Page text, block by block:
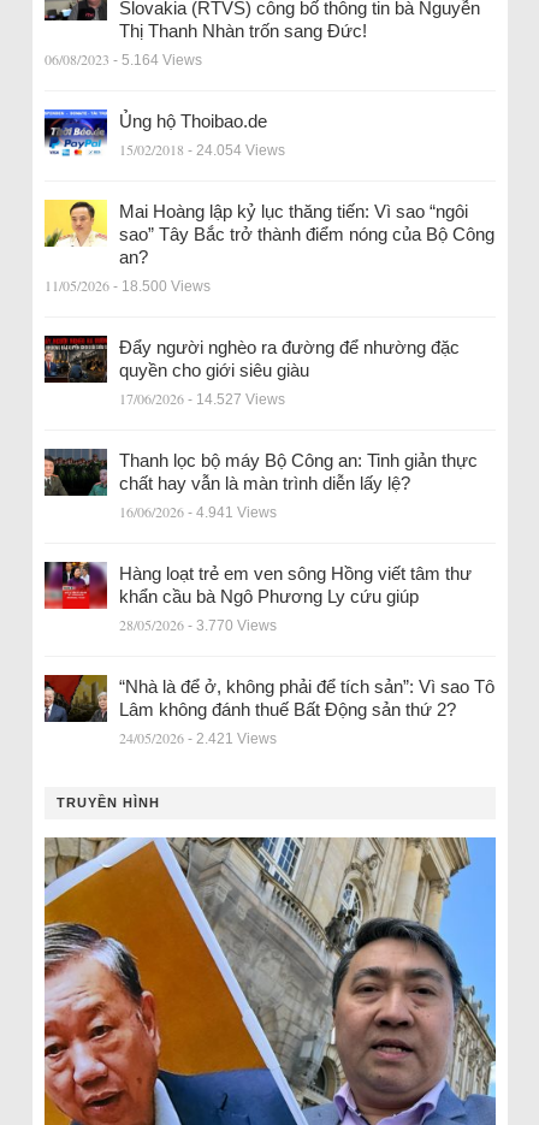
Slovakia (RTVS) công bố thông tin bà Nguyễn
Thị Thanh Nhàn trốn sang Đức!
06/08/2023 - 5.164 Views
Ủng hộ Thoibao.de
15/02/2018 - 24.054 Views
Mai Hoàng lập kỷ lục thăng tiến: Vì sao “ngôi
sao” Tây Bắc trở thành điểm nóng của Bộ Công
an?
11/05/2026 - 18.500 Views
Đẩy người nghèo ra đường để nhường đặc
quyền cho giới siêu giàu
17/06/2026 - 14.527 Views
Thanh lọc bộ máy Bộ Công an: Tinh giản thực
chất hay vẫn là màn trình diễn lấy lệ?
16/06/2026 - 4.941 Views
Hàng loạt trẻ em ven sông Hồng viết tâm thư
khẩn cầu bà Ngô Phương Ly cứu giúp
28/05/2026 - 3.770 Views
“Nhà là để ở, không phải để tích sản”: Vì sao Tô
Lâm không đánh thuế Bất Động sản thứ 2?
24/05/2026 - 2.421 Views
TRUYỀN HÌNH